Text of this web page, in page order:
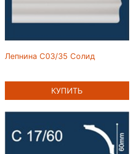
Лепнина C03/35 Солид
КУПИТЬ